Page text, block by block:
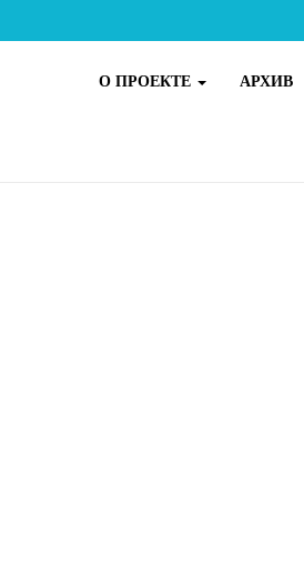
О ПРОЕКТЕ АРХИВ